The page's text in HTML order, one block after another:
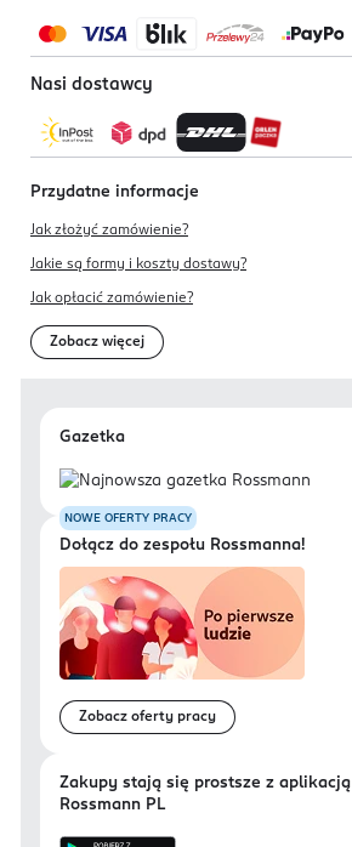
Nasi dostawcy
Przydatne informacje
Jak złożyć zamówienie?
Jakie są formy i koszty dostawy?
Jak opłacić zamówienie?
Zobacz więcej
Gazetka
NOWE OFERTY PRACY
Dołącz do zespołu Rossmanna!
Zobacz oferty pracy
Zakupy stają się prostsze z aplikacją
Rossmann PL